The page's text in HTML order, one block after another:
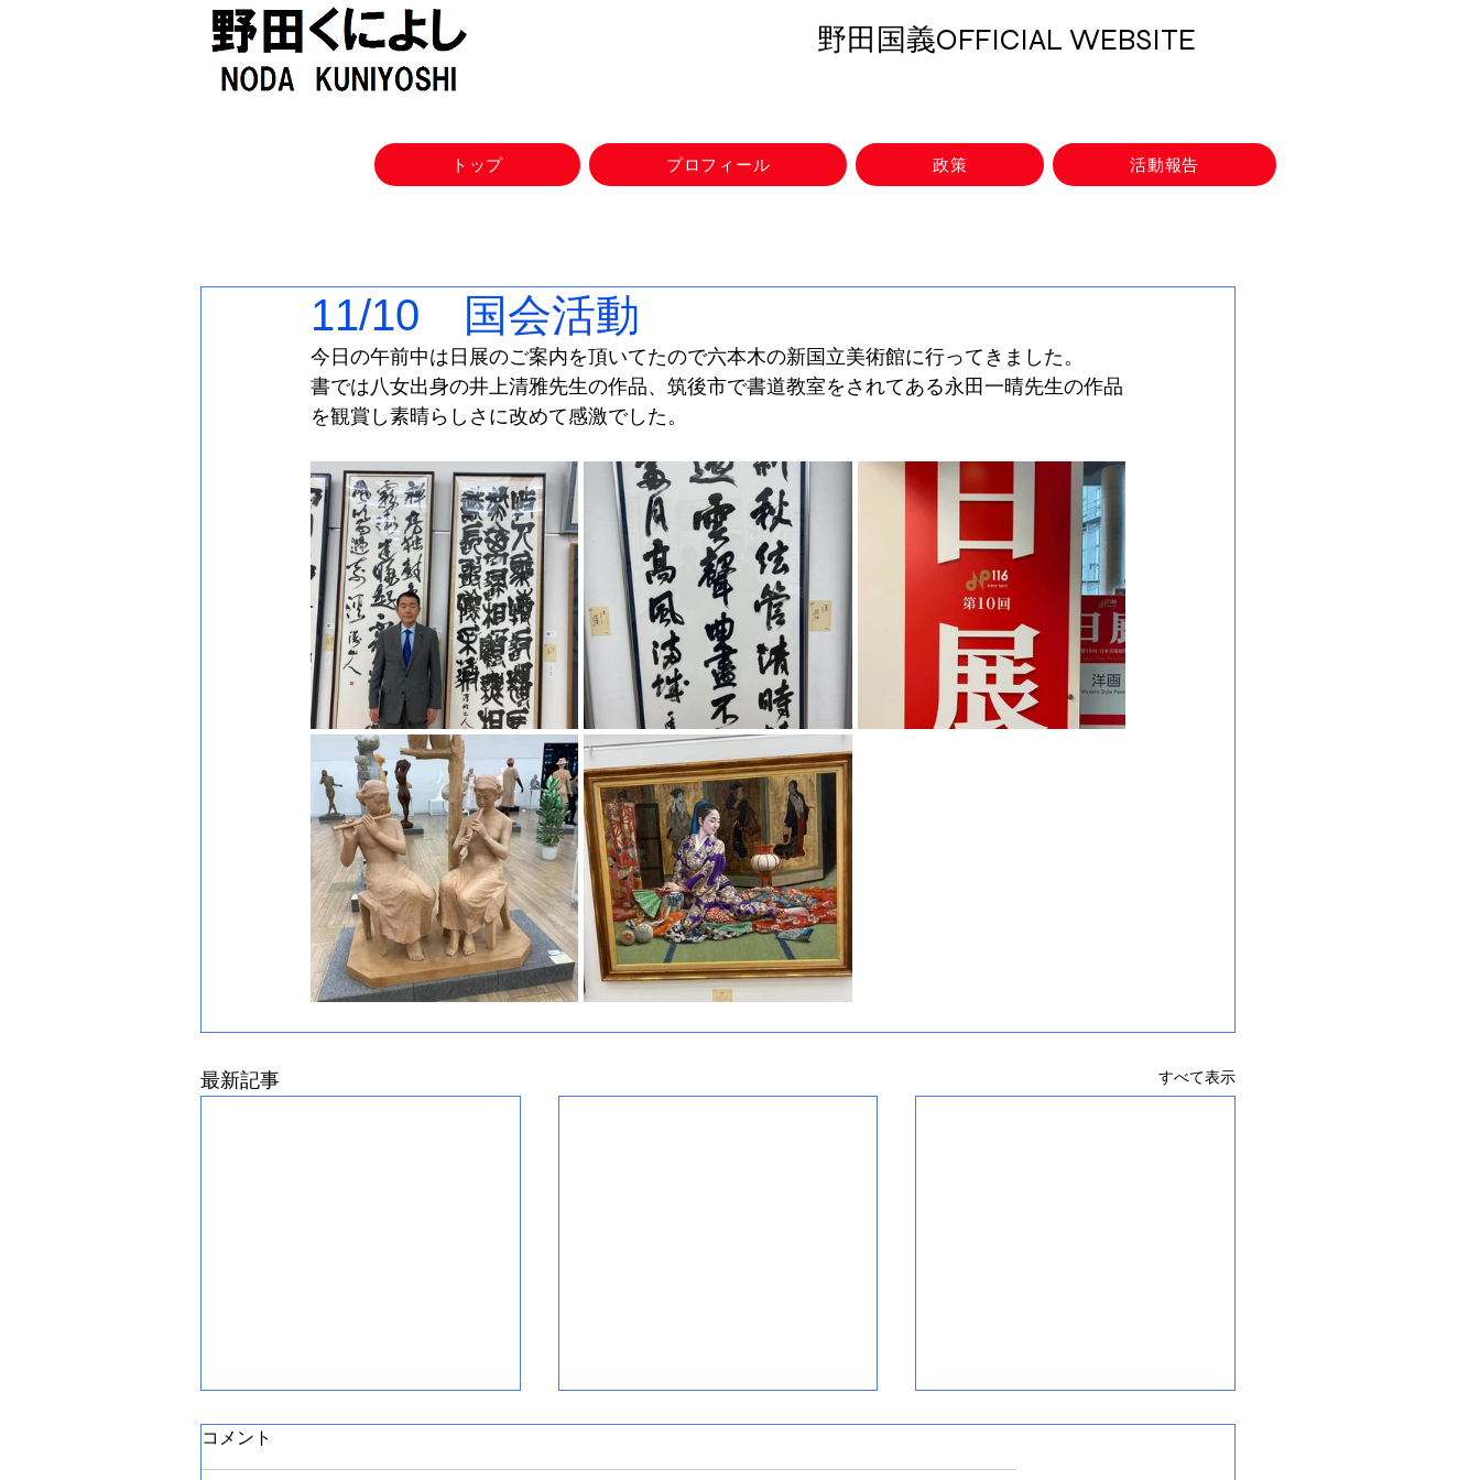
野田国義OFFICIAL WEBSITE
トップ プロフィール 政策 活動報告
11/10 国会活動
今日の午前中は日展のご案内を頂いてたので六本木の新国立美術館に行ってきました。
書では八女出身の井上清雅先生の作品、筑後市で書道教室をされてある永田一晴先生の作品
を観賞し素晴らしさに改めて感激でした。
最新記事 すべて表示
コメント